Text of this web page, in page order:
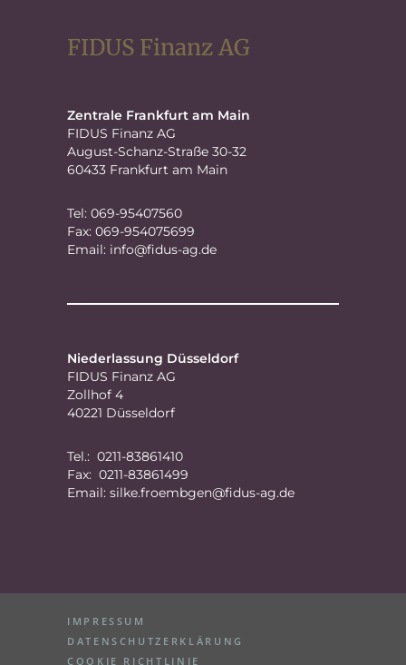
FIDUS Finanz AG
Zentrale Frankfurt am Main
FIDUS Finanz AG
August-Schanz-Straße 30-32
60433 Frankfurt am Main
Tel: 069-95407560
Fax: 069-954075699
Email: info@fidus-ag.de
Niederlassung Düsseldorf
FIDUS Finanz AG
Zollhof 4
40221 Düsseldorf
Tel.: 0211-83861410
Fax: 0211-83861499
Email: silke.froembgen@fidus-ag.de
IMPRESSUM
DATENSCHUTZERKLÄRUNG
COOKIE RICHTLINIE